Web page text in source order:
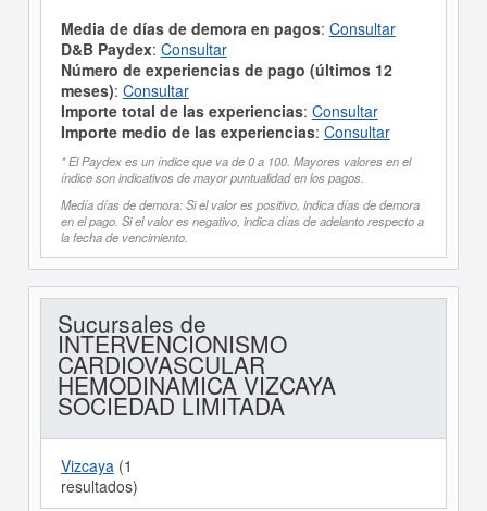
Media de días de demora en pagos: Consultar
D&B Paydex: Consultar
Número de experiencias de pago (últimos 12
meses): Consultar
Importe total de las experiencias: Consultar
Importe medio de las experiencias: Consultar
* El Paydex es un índice que va de 0 a 100. Mayores valores en el
índice son indicativos de mayor puntualidad en los pagos.
Medía días de demora: Si el valor es positivo, indica días de demora
en el pago. Si el valor es negativo, indica días de adelanto respecto a
la fecha de vencimiento.
Sucursales de
INTERVENCIONISMO
CARDIOVASCULAR
HEMODINAMICA VIZCAYA
SOCIEDAD LIMITADA
Vizcaya(1
resultados)